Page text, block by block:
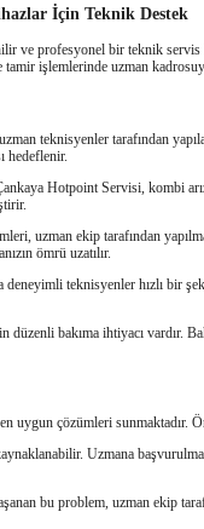
İçin Teknik Destek
ve profesyonel bir teknik servis
işlemlerinde uzman
teknisyenler tarafından
hedeflenir.
Hotpoint Servisi, kombi
uzman ekip tarafından
ömrü uzatılır.
teknisyenler hızlı bir
bakıma ihtiyacı vardır.
uygun çözümleri sunmaktadır.
Uzmana
bu problem, uzman ekip